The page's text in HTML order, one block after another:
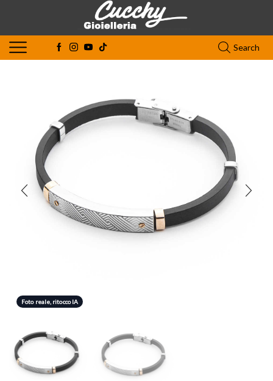
Search
Foto reale, ritocco IA